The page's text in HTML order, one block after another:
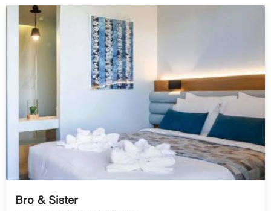
Bro & Sister